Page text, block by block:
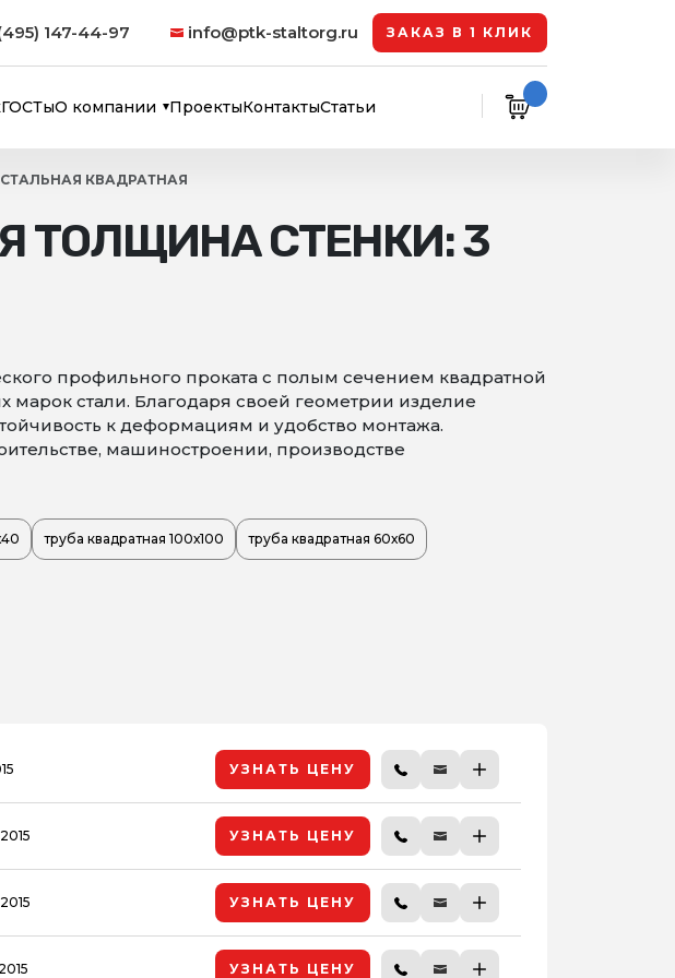
147-44-97 info@ptk-staltorg.ru ЗАКАЗ В 1 КЛИК
ГОСТыО компании ПроектыКонтактыСтатьи
КВАДРАТНАЯ
ТОЛЩИНА СТЕНКИ: 3
профильного проката с полым сечением квадратной
стали. Благодаря своей геометрии изделие
к деформациям и удобство монтажа.
машиностроении, производстве
труба квадратная 100х100 труба квадратная 60х60
УЗНАТЬ ЦЕНУ
УЗНАТЬ ЦЕНУ
УЗНАТЬ ЦЕНУ
УЗНАТЬ ЦЕНУ